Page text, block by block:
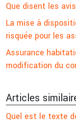
Que disent les
La mise à
risquée pour les
Assurance
modification du
Articles
Quel est le texte